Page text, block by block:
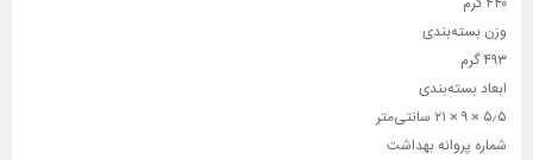
وزن بسته‌بندی
۴۹۳ گرم
ابعاد بسته‌بندی
۵٫۵ × ۹ × ۲۱ سانتی‌متر
شماره پروانه بهداشت